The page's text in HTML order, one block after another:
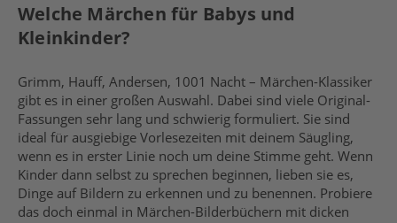
Welche Märchen für Babys und
Kleinkinder?
Grimm, Hauff, Andersen, 1001 Nacht – Märchen-Klassiker
gibt es in einer großen Auswahl. Dabei sind viele Original-
Fassungen sehr lang und schwierig formuliert. Sie sind
ideal für ausgiebige Vorlesezeiten mit deinem Säugling,
wenn es in erster Linie noch um deine Stimme geht. Wenn
Kinder dann selbst zu sprechen beginnen, lieben sie es,
Dinge auf Bildern zu erkennen und zu benennen. Probiere
das doch einmal in Märchen-Bilderbüchern mit dicken